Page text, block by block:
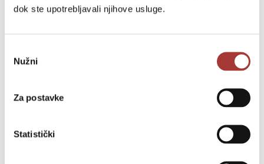
dok ste upotrebljavali njihove usluge.
pristanka
Nužni
Za postavke
Statistički